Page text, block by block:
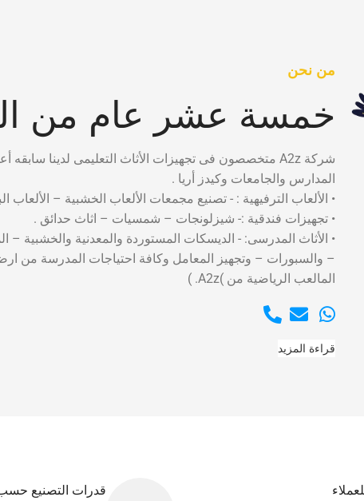
من نحن
خمسة عشر عام من
شركة A2z متخصصون فى تجهيزات الأثاث التعليمى لدينا سابقه أعمال تضم العمل فى كبرى
المدارس والجامعات وكيدز أريا .
• الألعاب الترفيهية : - تصنيع مجمعات الألعاب الخشبية – الألعاب
• تجهيزات فندقية :- شيزلونجات – شمسيات – اثاث حدائق .
• الأثاث المدرسى: - الديسكات المستوردة والمعدنية والخشبية –
– والسبورات – وتجهيز المعامل وكافة احتياجات المدرسة من
المالعب الرياضية من )A2z. )
قراءة المزيد
قدرات التصنيع